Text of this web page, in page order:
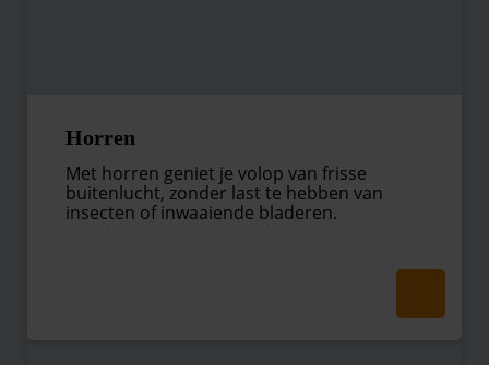
Horren
Met horren geniet je volop van frisse
buitenlucht, zonder last te hebben van
insecten of inwaaiende bladeren.